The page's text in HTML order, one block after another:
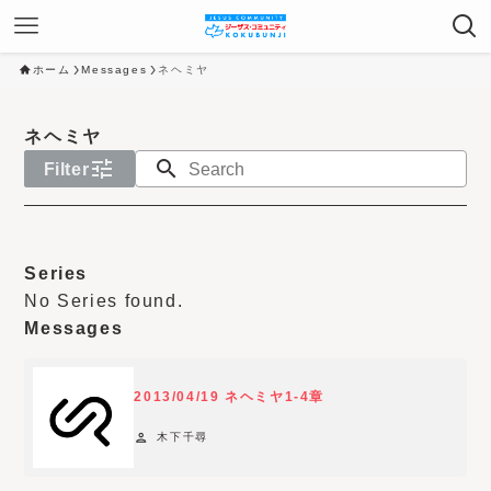
ホーム Messages ネヘミヤ
ネヘミヤ
Filtertune search
o
y
e
Series
No Series found.
Messages
2013/04/19 ネヘミヤ1-4章
person 木下千尋